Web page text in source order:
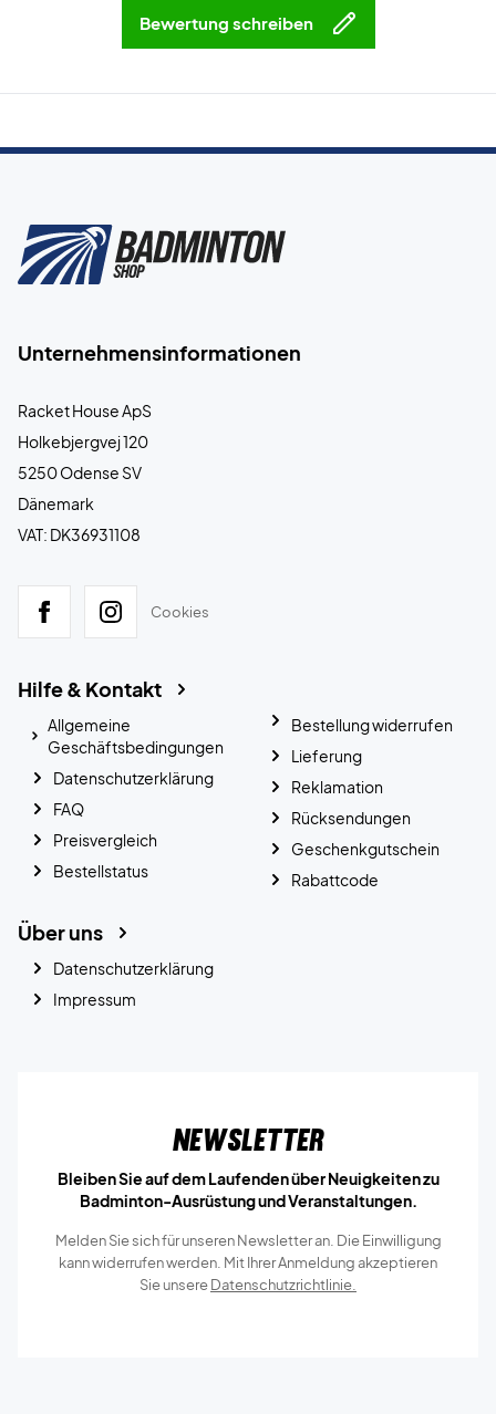
Bewertung schreiben
Unternehmensinformationen
Racket House ApS
Holkebjergvej 120
5250 Odense SV
Dänemark
VAT: DK36931108
Cookies
Hilfe & Kontakt
Allgemeine
Geschäftsbedingungen
Datenschutzerklärung
FAQ
Preisvergleich
Bestellstatus
Bestellung widerrufen
Lieferung
Reklamation
Rücksendungen
Geschenkgutschein
Rabattcode
Über uns
Datenschutzerklärung
Impressum
Newsletter
Bleiben Sie auf dem Laufenden über Neuigkeiten zu
Badminton-Ausrüstung und Veranstaltungen.
Melden Sie sich für unseren Newsletter an. Die Einwilligung
kann widerrufen werden. Mit Ihrer Anmeldung akzeptieren
Sie unsereDatenschutzrichtlinie.